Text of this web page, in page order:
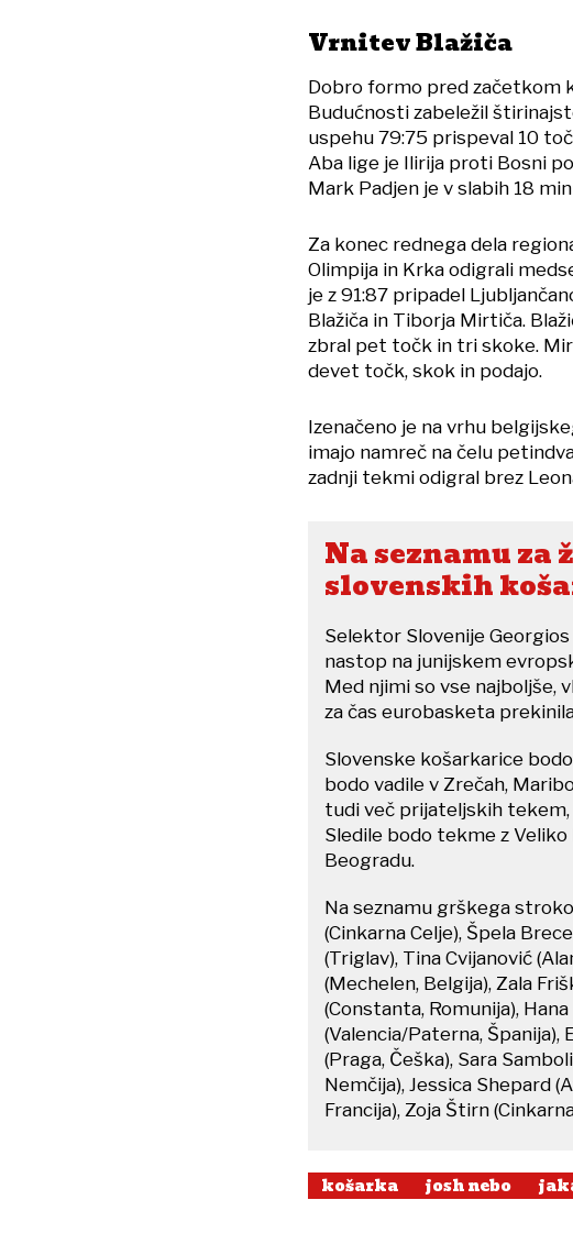
Vrnitev Blažiča
Dobro formo pred začetkom
Budućnosti zabeležil
uspehu 79:75 prispeval 10
Aba lige je Ilirija proti Bosni
Mark Padjen je v slabih 18
Za konec rednega dela
Olimpija in Krka odigrali
je z 91:87 pripadel
Blažiča in Tiborja Mirtiča.
zbral pet točk in tri skoke.
devet točk, skok in podajo.
Izenačeno je na vrhu
imajo namreč na čelu
zadnji tekmi odigral brez
Na seznamu za
slovenskih
Selektor Slovenije
nastop na junijskem
Med njimi so vse najboljše,
za čas eurobasketa
Slovenske košarkarice
bodo vadile v Zrečah,
tudi več prijateljskih
Sledile bodo tekme z
Beogradu.
Na seznamu grškega
(Cinkarna Celje), Špela
(Triglav), Tina Cvijanović
(Mechelen, Belgija), Zala
(Constanta, Romunija),
(Valencia/Paterna, Španija),
(Praga, Češka), Sara
Nemčija), Jessica Shepard
Francija), Zoja Štirn
košarka josh nebo